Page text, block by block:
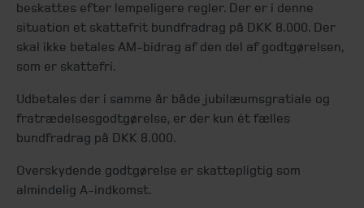
beskattes efter lempeligere regler. Der er i denne
situation et skattefrit bundfradrag på DKK 8.000. Der
skal ikke betales AM-bidrag af den del af godtgørelsen,
som er skattefri.
Udbetales der i samme år både jubilæumsgratiale og
fratrædelsesgodtgørelse, er der kun ét fælles
bundfradrag på DKK 8.000.
Overskydende godtgørelse er skattepligtig som
almindelig A-indkomst.